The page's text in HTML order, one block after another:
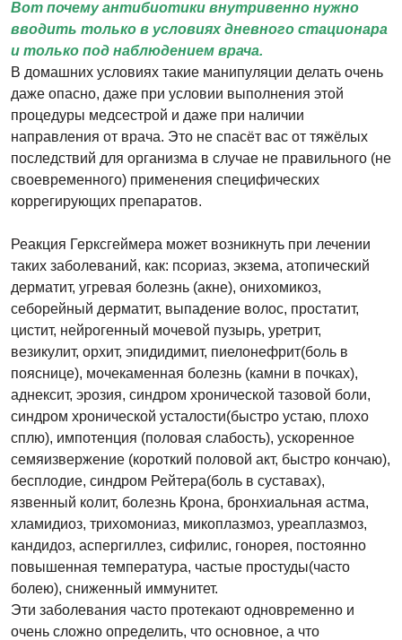
Вот почему антибиотики внутривенно нужно
вводить только в условиях дневного стационара
и только под наблюдением врача.
В домашних условиях такие манипуляции делать очень
даже опасно, даже при условии выполнения этой
процедуры медсестрой и даже при наличии
направления от врача. Это не спасёт вас от тяжёлых
последствий для организма в случае не правильного (не
своевременного) применения специфических
коррегирующих препаратов.
Реакция Герксгеймера может возникнуть при лечении
таких заболеваний, как: псориаз, экзема, атопический
дерматит, угревая болезнь (акне), онихомикоз,
себорейный дерматит, выпадение волос, простатит,
цистит, нейрогенный мочевой пузырь, уретрит,
везикулит, орхит, эпидидимит, пиелонефрит(боль в
пояснице), мочекаменная болезнь (камни в почках),
аднексит, эрозия, синдром хронической тазовой боли,
синдром хронической усталости(быстро устаю, плохо
сплю), импотенция (половая слабость), ускоренное
семяизвержение (короткий половой акт, быстро кончаю),
бесплодие, синдром Рейтера(боль в суставах),
язвенный колит, болезнь Крона, бронхиальная астма,
хламидиоз, трихомониаз, микоплазмоз, уреаплазмоз,
кандидоз, аспергиллез, сифилис, гонорея, постоянно
повышенная температура, частые простуды(часто
болею), сниженный иммунитет.
Эти заболевания часто протекают одновременно и
очень сложно определить, что основное, а что